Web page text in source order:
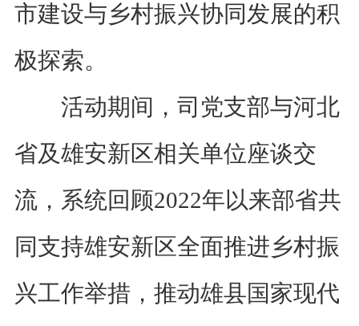
市建设与乡村振兴协同发展的积
极探索。
活动期间， 司党支部与河北
省及雄安新区相关单位座谈交
流， 系统回顾2022年以来部省共
同支持雄安新区全面推进乡村振
兴工作举措，推动雄县国家现代